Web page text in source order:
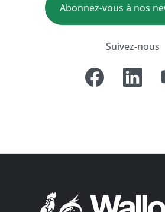
Abonnez-vous à nos
Suivez-nous